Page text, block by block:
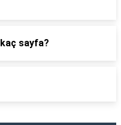
sayfa?